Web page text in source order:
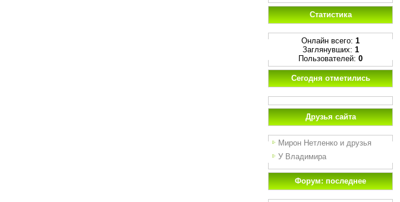
Статистика
Онлайн всего: 1
Заглянувших: 1
Пользователей: 0
Сегодня отметились
Друзья сайта
Мирон Нетленко и друзья
У Владимира
Форум: последнее